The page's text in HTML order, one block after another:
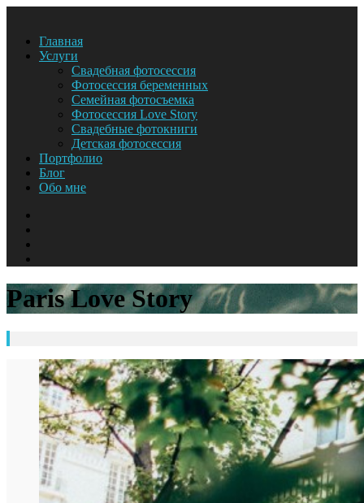
Главная
Услуги
Свадебная фотосессия
Фотосессия беременных
Семейная фотосъемка
Фотосессия Love Story
Свадебные фотокниги
Детская фотосессия
Портфолио
Блог
Обо мне
Paris Love Story